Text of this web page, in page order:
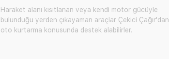
Haraket alanı kısıtlanan veya kendi motor gücüyle
bulunduğu yerden çıkayaman araçlar Çekici Çağır'dan
oto kurtarma konusunda destek alabilirler.